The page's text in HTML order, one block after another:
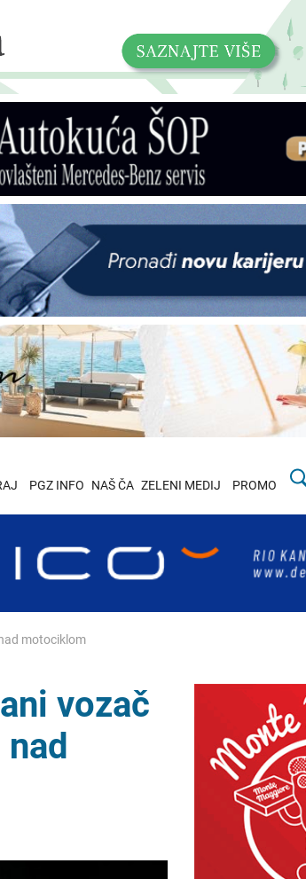
PGZ INFO NAŠ ČA ZELENI MEDIJ PROMO
motociklom
vozač